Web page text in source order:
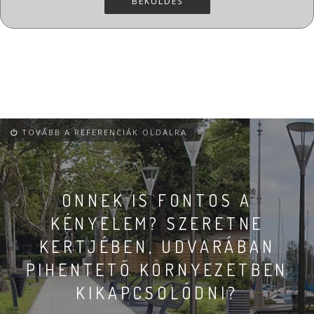
TOVÁBB A REFERENCIÁK OLDALRA
ÖNNEK IS FONTOS A
KÉNYELEM? SZERETNE
KERTJÉBEN, UDVARÁBAN
PIHENTETŐ KÖRNYEZETBEN
KIKAPCSOLÓDNI?